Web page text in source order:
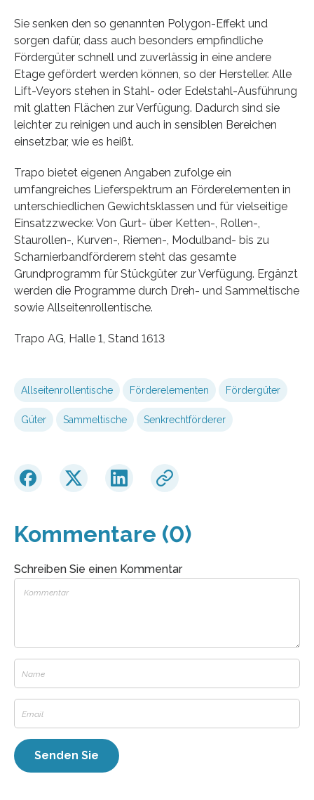
Sie senken den so genannten Polygon-Effekt und
sorgen dafür, dass auch besonders empfindliche
Fördergüter schnell und zuverlässig in eine andere
Etage gefördert werden können, so der Hersteller. Alle
Lift-Veyors stehen in Stahl- oder Edelstahl-Ausführung
mit glatten Flächen zur Verfügung. Dadurch sind sie
leichter zu reinigen und auch in sensiblen Bereichen
einsetzbar, wie es heißt.
Trapo bietet eigenen Angaben zufolge ein
umfangreiches Lieferspektrum an Förderelementen in
unterschiedlichen Gewichtsklassen und für vielseitige
Einsatzzwecke: Von Gurt- über Ketten-, Rollen-,
Staurollen-, Kurven-, Riemen-, Modulband- bis zu
Scharnierbandförderern steht das gesamte
Grundprogramm für Stückgüter zur Verfügung. Ergänzt
werden die Programme durch Dreh- und Sammeltische
sowie Allseitenrollentische.
Trapo AG, Halle 1, Stand 1613
Allseitenrollentische Förderelementen Fördergüter
Güter Sammeltische Senkrechtförderer
Kommentare (0)
Schreiben Sie einen Kommentar